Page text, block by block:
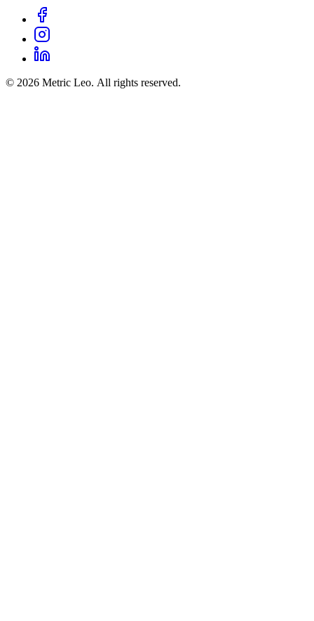
© 2026 Metric Leo. All rights reserved.